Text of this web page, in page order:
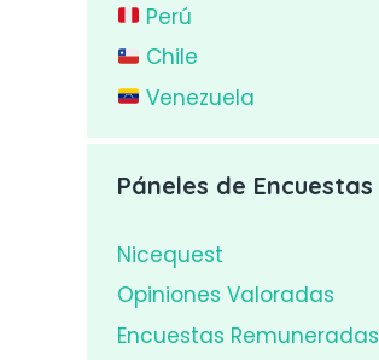
Perú
Chile
Venezuela
Páneles de Encuestas
Nicequest
Opiniones Valoradas
Encuestas Remuneradas